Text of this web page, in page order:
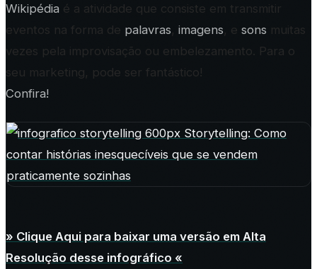
Wikipédia é a atividade que consiste em transmitir
eventos na forma de palavras, imagens, e sons muitas
vezes pela improvisação ou embelezamento. Para o
seu marketing, pode ser fantástico!
Confira!
» Clique Aqui para baixar uma versão em Alta
Resolução desse infográfico «